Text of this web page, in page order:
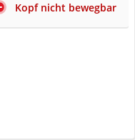
Kopf nicht bewegbar